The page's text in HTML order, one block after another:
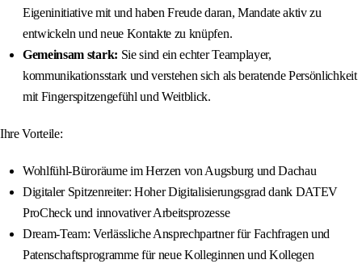
Eigeninitiative mit und haben Freude daran, Mandate aktiv zu
entwickeln und neue Kontakte zu knüpfen.
Gemeinsam stark: Sie sind ein echter Teamplayer,
kommunikationsstark und verstehen sich als beratende Persönlichkeit
mit Fingerspitzengefühl und Weitblick.
Ihre Vorteile:
Wohlfühl-Büroräume im Herzen von Augsburg und Dachau
Digitaler Spitzenreiter: Hoher Digitalisierungsgrad dank DATEV
ProCheck und innovativer Arbeitsprozesse
Dream-Team: Verlässliche Ansprechpartner für Fachfragen und
Patenschaftsprogramme für neue Kolleginnen und Kollegen